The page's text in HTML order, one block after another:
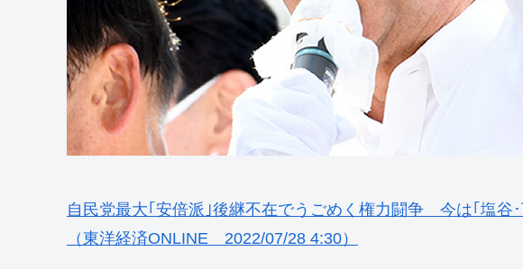
自民党最大｢安倍派｣後継不在でうごめく権力闘争 今は｢塩谷
（東洋経済ONLINE 2022/07/28 4:30）